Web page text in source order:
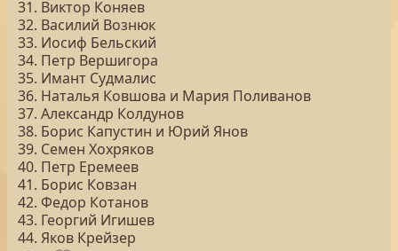
31. Виктор Коняев
32. Василий Вознюк
33. Иосиф Бельский
34. Петр Вершигора
35. Имант Судмалис
36. Наталья Ковшова и Мария Поливанов
37. Александр Колдунов
38. Борис Капустин и Юрий Янов
39. Семен Хохряков
40. Петр Еремеев
41. Борис Ковзан
42. Федор Котанов
43. Георгий Игишев
44. Яков Крейзер